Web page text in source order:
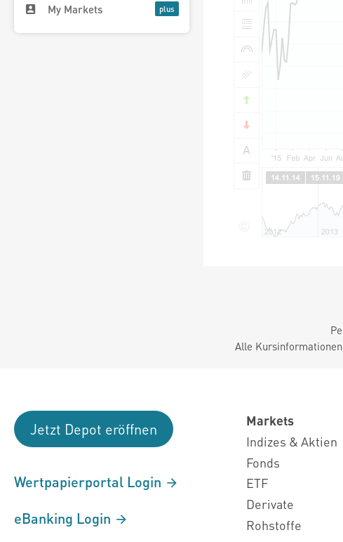
My Markets
Alle
Jetzt Depot eröffnen
Wertpapierportal Login
eBanking Login
Markets
Indizes & Aktien
Fonds
ETF
Derivate
Rohstoffe